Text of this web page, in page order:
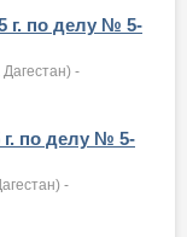
г. по делу № 5-
-
г. по делу № 5-
-